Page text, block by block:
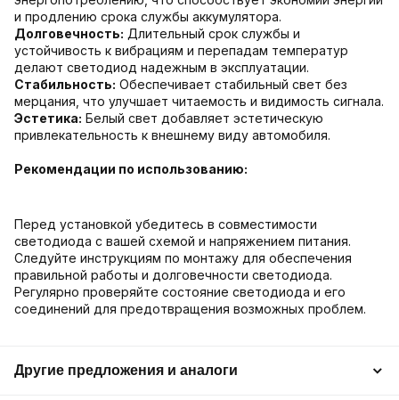
и продлению срока службы аккумулятора.
Долговечность: Длительный срок службы и
устойчивость к вибрациям и перепадам температур
делают светодиод надежным в эксплуатации.
Стабильность: Обеспечивает стабильный свет без
мерцания, что улучшает читаемость и видимость сигнала.
Эстетика: Белый свет добавляет эстетическую
привлекательность к внешнему виду автомобиля.
Рекомендации по использованию:
Перед установкой убедитесь в совместимости
светодиода с вашей схемой и напряжением питания.
Следуйте инструкциям по монтажу для обеспечения
правильной работы и долговечности светодиода.
Регулярно проверяйте состояние светодиода и его
соединений для предотвращения возможных проблем.
Другие предложения и аналоги